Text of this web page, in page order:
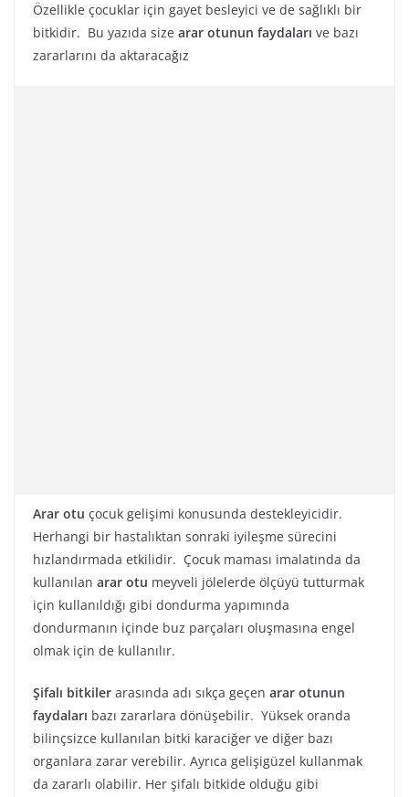
Özellikle çocuklar için gayet besleyici ve de sağlıklı bir
bitkidir. Bu yazıda size arar otunun faydaları ve bazı
zararlarını da aktaracağız
Arar otu çocuk gelişimi konusunda destekleyicidir.
Herhangi bir hastalıktan sonraki iyileşme sürecini
hızlandırmada etkilidir. Çocuk maması imalatında da
kullanılan arar otu meyveli jölelerde ölçüyü tutturmak
için kullanıldığı gibi dondurma yapımında
dondurmanın içinde buz parçaları oluşmasına engel
olmak için de kullanılır.
Şifalı bitkiler arasında adı sıkça geçen arar otunun
faydaları bazı zararlara dönüşebilir. Yüksek oranda
bilinçsizce kullanılan bitki karaciğer ve diğer bazı
organlara zarar verebilir. Ayrıca gelişigüzel kullanmak
da zararlı olabilir. Her şifalı bitkide olduğu gibi